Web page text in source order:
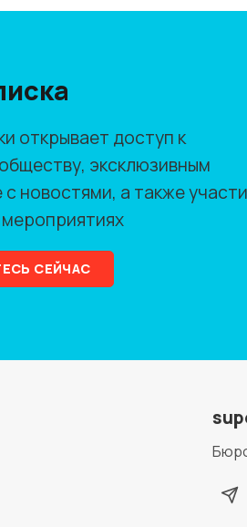
открывает доступ к
эксклюзивным
новостями, а также
СЕЙЧАС